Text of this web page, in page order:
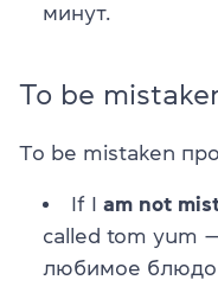
минут.
To be
To be mistaken
If I am not
called tom yum
любимое блюдо